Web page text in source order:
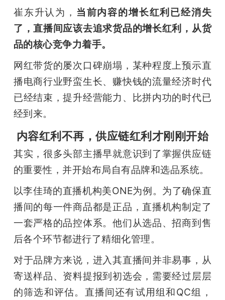
崔东升认为， 当前内容的增长红利已经消失
了，直播间应该去追求货品的增长红利，从货
品的核心竞争力着手。
网红带货的屡次口碑崩塌，某种程度上预示直
播电商行业野蛮生长、赚快钱的流量经济时代
已经结束，提升经营能力、比拼内功的时代已
经到来。
内容红利不再，供应链红利才刚刚开始
其实，很多头部主播早就意识到了掌握供应链
的重要性，并开始布局自有品牌和选品系统。
以李佳琦的直播机构美ONE为例。为了确保直
播间的每一件商品都是正品，直播机构制定了
一套严格的品控体系。他们从选品、招商到售
后各个环节都进行了精细化管理。
对于品牌方来说，进入其直播间并非易事，从
寄送样品、资料提报到初选会，需要经过层层
的筛选和评估。直播间还有试用组和QC组，